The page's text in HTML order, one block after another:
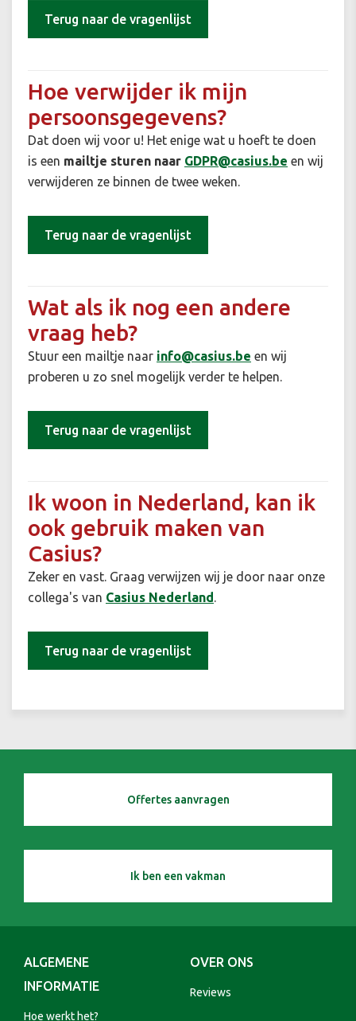
Terug naar de vragenlijst
Hoe verwijder ik mijn
persoonsgegevens?
Dat doen wij voor u! Het enige wat u hoeft te doen
is een mailtje sturen naar GDPR@casius.be en wij
verwijderen ze binnen de twee weken.
Terug naar de vragenlijst
Wat als ik nog een andere
vraag heb?
Stuur een mailtje naar info@casius.be en wij
proberen u zo snel mogelijk verder te helpen.
Terug naar de vragenlijst
Ik woon in Nederland, kan ik
ook gebruik maken van
Casius?
Zeker en vast. Graag verwijzen wij je door naar onze
collega's van Casius Nederland.
Terug naar de vragenlijst
Offertes aanvragen
Ik ben een vakman
ALGEMENE
INFORMATIE
Hoe werkt het?
OVER ONS
Reviews